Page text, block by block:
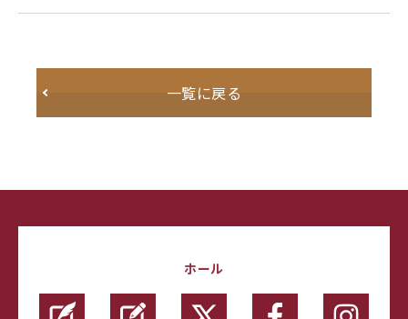
一覧に戻る
ホール